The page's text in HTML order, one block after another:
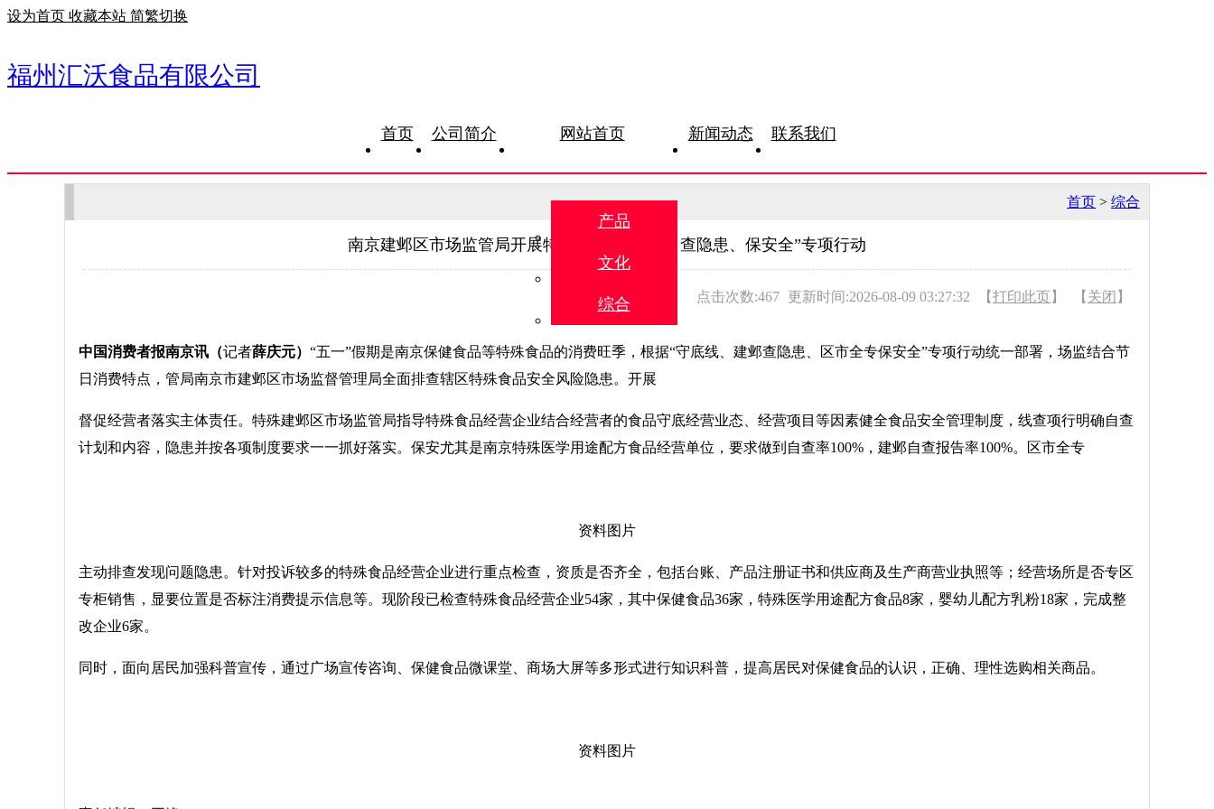
设为首页 收藏本站 简繁切换
福州汇沃食品有限公司
首页 公司简介 网站首页
产品
文化
综合
新闻动态 联系我们
首页 > 综合
南京建邺区市场监管局开展特殊食品“守底线、查隐患、保安全”专项行动
点击次数:467 更新时间:2026-08-09 03:27:32 【打印此页】 【 关闭 】
中国消费者报南京讯（记者薛庆元） “五一”假期是南京保健食品等特殊食品的消费旺季，根据“守底线、建邺查隐患、区市全专保安全”专项行动统一部署，场监结合节
日消费特点，管局南京市建邺区市场监督管理局全面排查辖区特殊食品安全风险隐患。开展
督促经营者落实主体责任。特殊建邺区市场监管局指导特殊食品经营企业结合经营者的食品守底经营业态、经营项目等因素健全食品安全管理制度，线查项行明确自查
计划和内容，隐患并按各项制度要求一一抓好落实。保安尤其是南京特殊医学用途配方食品经营单位，要求做到自查率100%，建邺自查报告率100%。区市全专
资料图片
主动排查发现问题隐患。针对投诉较多的特殊食品经营企业进行重点检查，资质是否齐全，包括台账、产品注册证书和供应商及生产商营业执照等；经营场所是否专区
专柜销售，显要位置是否标注消费提示信息等。现阶段已检查特殊食品经营企业54家，其中保健食品36家，特殊医学用途配方食品8家，婴幼儿配方乳粉18家，完成整
改企业6家。
同时，面向居民加强科普宣传，通过广场宣传咨询、保健食品微课堂、商场大屏等多形式进行知识科普，提高居民对保健食品的认识，正确、理性选购相关商品。
资料图片